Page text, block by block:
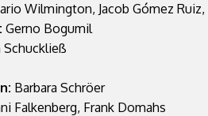
Wilmington, Jacob Gómez
Gerno Bogumil
Schuckließ
Barbara Schröer
Falkenberg, Frank Domahs